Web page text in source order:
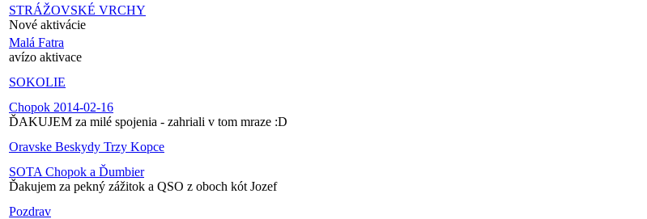
STRÁŽOVSKÉ VRCHY
Nové aktivácie
Malá Fatra
avízo aktivace
SOKOLIE
Chopok 2014-02-16
ĎAKUJEM za milé spojenia - zahriali v tom mraze :D
Oravske Beskydy Trzy Kopce
SOTA Chopok a Ďumbier
Ďakujem za pekný zážitok a QSO z oboch kót Jozef
Pozdrav